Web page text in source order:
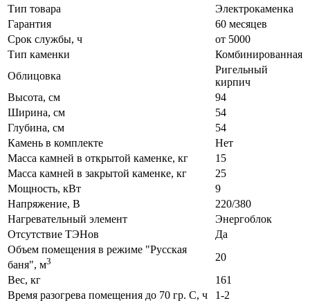
Тип товара
Электрокаменка
Гарантия
60 месяцев
Срок службы, ч
от 5000
Тип каменки
Комбинированная
Облицовка
Ригельный
кирпич
Высота, см
94
Ширина, см
54
Глубина, см
54
Камень в комплекте
Нет
Масса камней в открытой каменке, кг
15
Масса камней в закрытой каменке, кг
25
Мощность, кВт
9
Напряжение, В
220/380
Нагревательный элемент
Энергоблок
Отсутствие ТЭНов
Да
Объем помещения в режиме "Русская
баня", м3
20
Вес, кг
161
Время разогрева помещения до 70 гр. С, ч
1-2